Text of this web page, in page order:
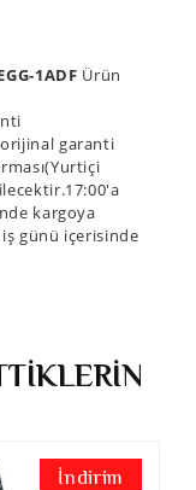
1ADF Ürün
orijinal garanti
kargoya
günü içerisinde
İndirim